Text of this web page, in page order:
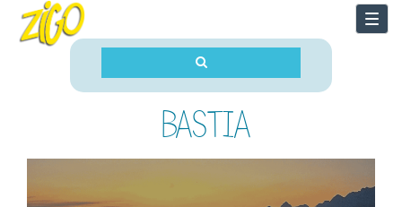
BASTIA